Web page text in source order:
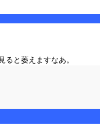
と萎えますなあ。